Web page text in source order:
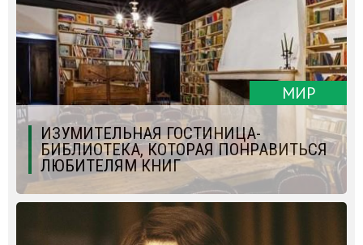
МИР
ИЗУМИТЕЛЬНАЯ ГОСТИНИЦА-
БИБЛИОТЕКА, КОТОРАЯ ПОНРАВИТЬСЯ
ЛЮБИТЕЛЯМ КНИГ